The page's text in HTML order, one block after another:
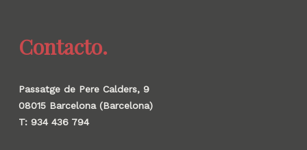
Contacto.
Passatge de Pere Calders, 9
08015 Barcelona (Barcelona)
T: 934 436 794